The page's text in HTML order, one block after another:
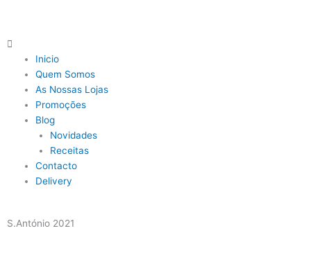
Main
Menu
Inicio
Quem Somos
As Nossas Lojas
Promoções
Blog
Novidades
Receitas
Contacto
Delivery
S.António 2021